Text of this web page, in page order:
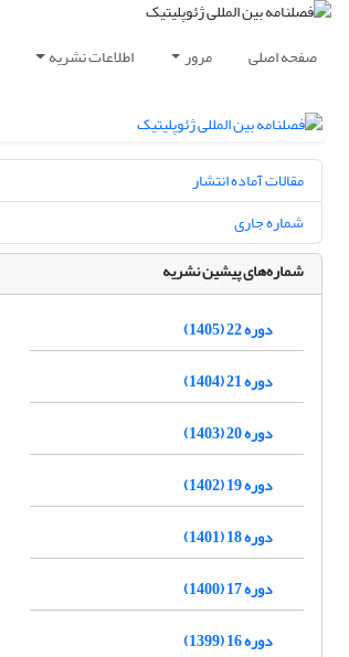
صفحه اصلی مرور اطلاعات نشریه
مقالات آماده انتشار
شماره جاری
شماره‌های پیشین نشریه
دوره 22 (1405)
دوره 21 (1404)
دوره 20 (1403)
دوره 19 (1402)
دوره 18 (1401)
دوره 17 (1400)
دوره 16 (1399)